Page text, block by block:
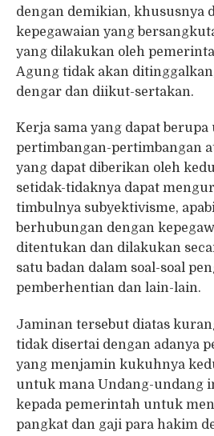
dengan demikian, khususnya
kepegawaian yang
yang dilakukan oleh
Agung tidak akan
dengar dan diikut-sertakan.
Kerja sama yang dapat berupa
pertimbangan-pertimbangan
yang dapat diberikan oleh
setidak-tidaknya dapat
timbulnya subyektivisme,
berhubungan dengan
ditentukan dan dilakukan
satu badan dalam soal-soal
pemberhentian dan lain-lain.
Jaminan tersebut diatas
tidak disertai dengan adanya
yang menjamin kukuhnya
untuk mana Undang-undang
kepada pemerintah untuk
pangkat dan gaji para hakim